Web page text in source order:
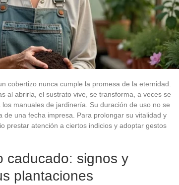
cobertizo nunca cumple la promesa de la eternidad.
al abrirla, el sustrato vive, se transforma, a veces se
manuales de jardinería. Su duración de uso no se
de una fecha impresa. Para prolongar su vitalidad y
prestar atención a ciertos indicios y adoptar gestos
caducado: signos y
plantaciones